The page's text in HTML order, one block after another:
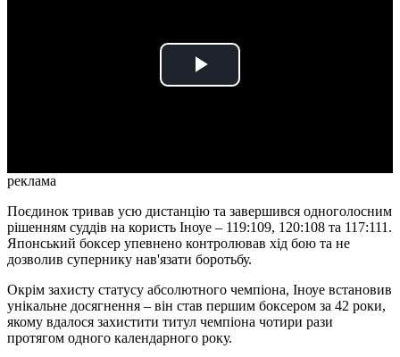
Play
реклама
Поєдинок тривав усю дистанцію та завершився одноголосним
рішенням суддів на користь Іноуе – 119:109, 120:108 та 117:111.
Японський боксер упевнено контролював хід бою та не
дозволив супернику нав'язати боротьбу.
Окрім захисту статусу абсолютного чемпіона, Іноуе встановив
унікальне досягнення – він став першим боксером за 42 роки,
якому вдалося захистити титул чемпіона чотири рази
протягом одного календарного року.